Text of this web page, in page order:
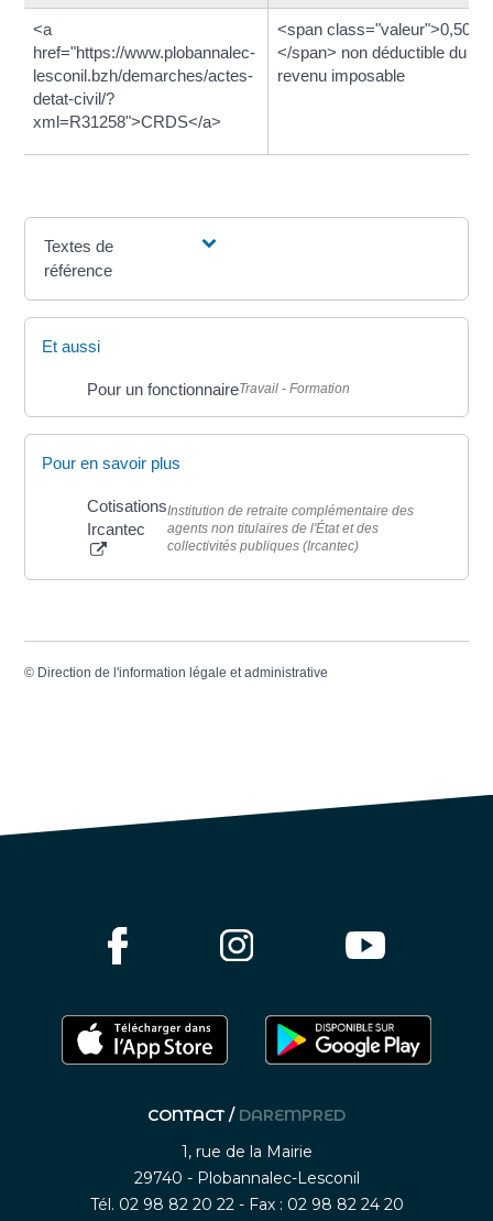
<a
href="https://www.plobannalec-
lesconil.bzh/demarches/actes-
detat-civil/?
xml=R31258">CRDS</a>
<span class="valeur">0,50 %
</span> non déductible du
revenu imposable
Textes de
référence
Et aussi
Pour un fonctionnaireTravail - Formation
Pour en savoir plus
Cotisations
Ircantec
Institution de retraite complémentaire des
agents non titulaires de l'État et des
collectivités publiques (Ircantec)
© Direction de l'information légale et administrative
CONTACT / DAREMPRED
1, rue de la Mairie
29740 - Plobannalec-Lesconil
Tél. 02 98 82 20 22 - Fax : 02 98 82 24 20